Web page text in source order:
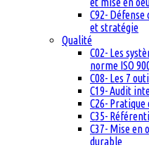
C92-
et stratégie
Qualité
C02- Les
norme ISO
C08- Les 7
C19- Audit
C26- Pratique
C35-
C37- Mise en
durable